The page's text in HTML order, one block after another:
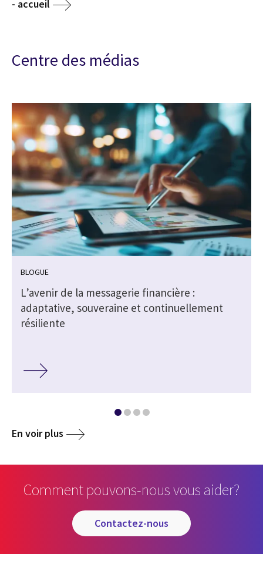
- accueil
Centre des médias
BLOGUE
L’avenir de la messagerie financière :
adaptative, souveraine et continuellement
résiliente
En voir plus
Comment pouvons-nous vous aider?
contactez-nous